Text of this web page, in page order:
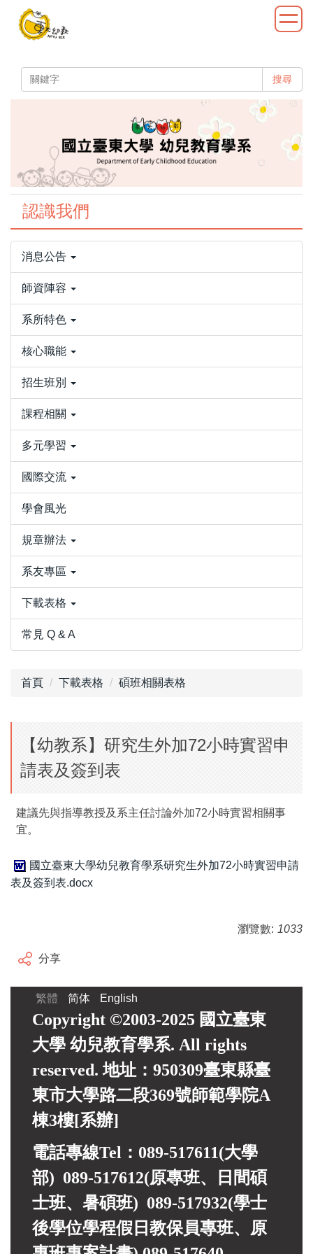
搜尋
認識我們
消息公告
師資陣容
系所特色
核心職能
招生班別
課程相關
多元學習
國際交流
學會風光
規章辦法
系友專區
下載表格
常見 Q & A
首頁 下載表格 碩班相關表格
【幼教系】研究生外加72小時實習申
請表及簽到表
建議先與指導教授及系主任討論外加72小時實習相關事
宜。
國立臺東大學幼兒教育學系研究生外加72小時實習申請
表及簽到表.docx
瀏覽數: 1033
分享
繁體 简体 English
Copyright ©2003-2025 國立臺東
大學 幼兒教育學系. All rights
reserved. 地址：950309臺東縣臺
東市大學路二段369號師範學院A
棟3樓[系辦]
電話專線Tel：089-517611(大學
部) 089-517612(原專班、日間碩
士班、暑碩班) 089-517932(學士
後學位學程假日教保員專班、 原